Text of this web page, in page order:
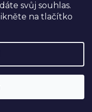
svůj souhlas.
na tlačítko
. Navíc
nad
postele
použití, mobility